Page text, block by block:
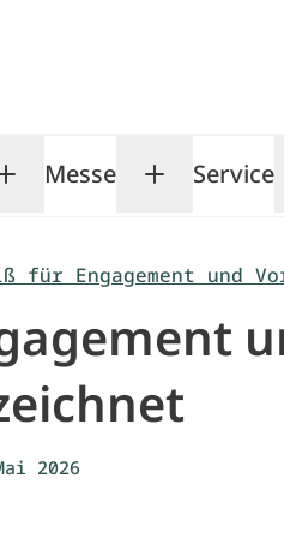
Toggle TOP Salon
Messe ToggleService
für Engagement und
2026